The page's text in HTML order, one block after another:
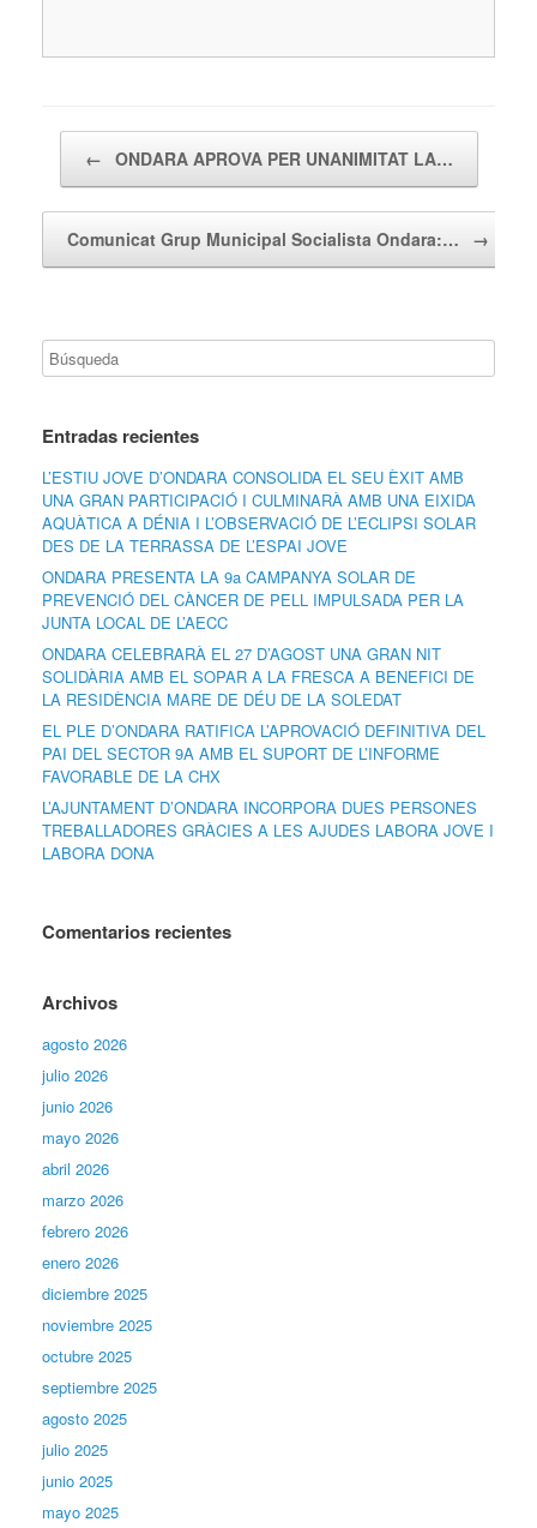
← ONDARA APROVA PER UNANIMITAT LA…
Comunicat Grup Municipal Socialista Ondara:… →
Entradas recientes
L’ESTIU JOVE D’ONDARA CONSOLIDA EL SEU ÈXIT AMB
UNA GRAN PARTICIPACIÓ I CULMINARÀ AMB UNA EIXIDA
AQUÀTICA A DÉNIA I L’OBSERVACIÓ DE L’ECLIPSI SOLAR
DES DE LA TERRASSA DE L’ESPAI JOVE
ONDARA PRESENTA LA 9a CAMPANYA SOLAR DE
PREVENCIÓ DEL CÀNCER DE PELL IMPULSADA PER LA
JUNTA LOCAL DE L’AECC
ONDARA CELEBRARÀ EL 27 D’AGOST UNA GRAN NIT
SOLIDÀRIA AMB EL SOPAR A LA FRESCA A BENEFICI DE
LA RESIDÈNCIA MARE DE DÉU DE LA SOLEDAT
EL PLE D’ONDARA RATIFICA L’APROVACIÓ DEFINITIVA DEL
PAI DEL SECTOR 9A AMB EL SUPORT DE L’INFORME
FAVORABLE DE LA CHX
L’AJUNTAMENT D’ONDARA INCORPORA DUES PERSONES
TREBALLADORES GRÀCIES A LES AJUDES LABORA JOVE I
LABORA DONA
Comentarios recientes
Archivos
agosto 2026
julio 2026
junio 2026
mayo 2026
abril 2026
marzo 2026
febrero 2026
enero 2026
diciembre 2025
noviembre 2025
octubre 2025
septiembre 2025
agosto 2025
julio 2025
junio 2025
mayo 2025